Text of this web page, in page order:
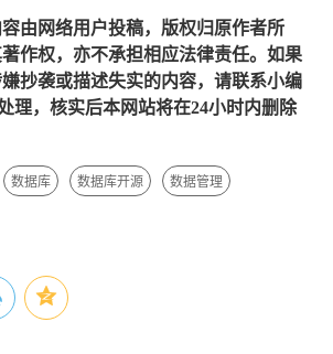
由网络用户投稿，版权归原作者所
作权，亦不承担相应法律责任。如果
抄袭或描述失实的内容，请联系小编
理，核实后本网站将在24小时内删除
数据库 数据库开源 数据管理